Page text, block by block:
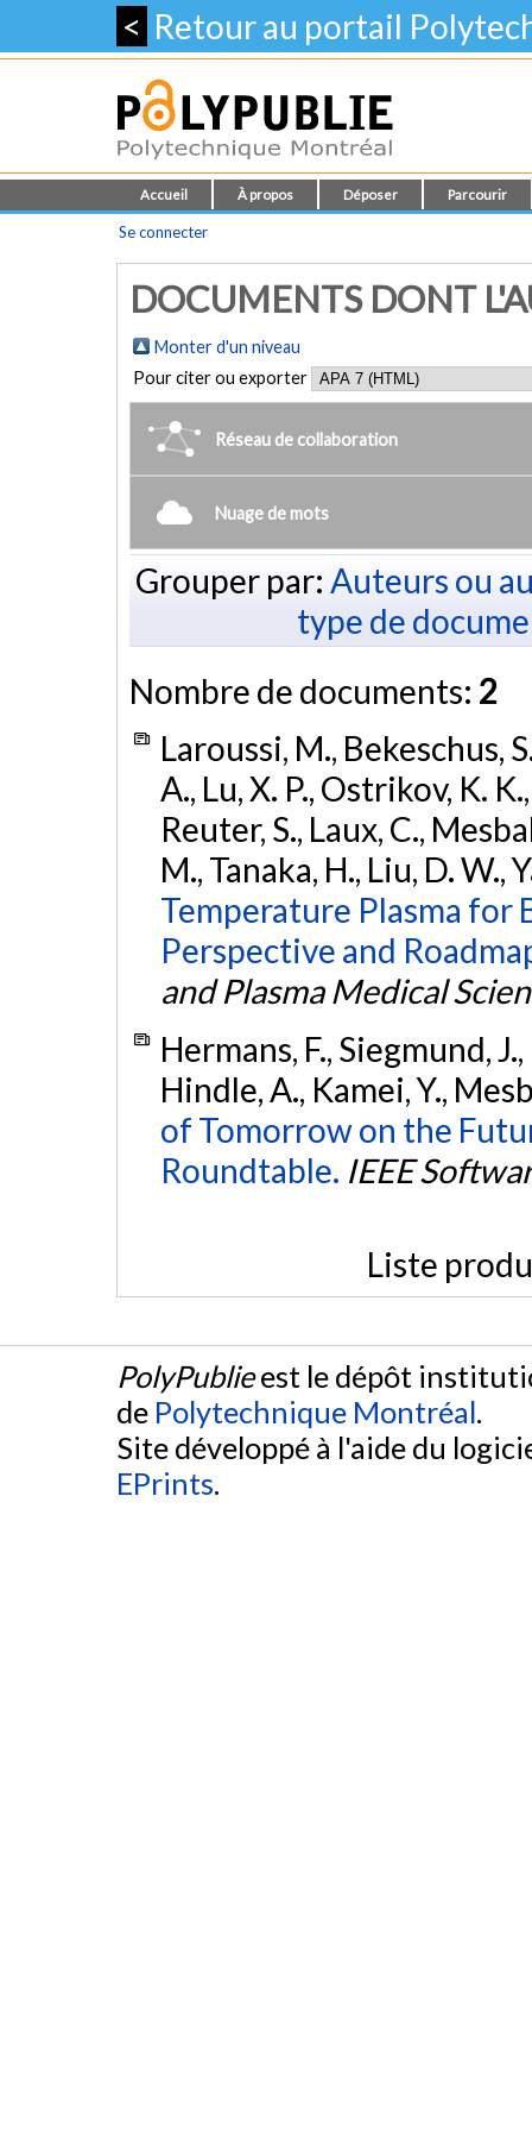
< Retour au portail
Accueil À propos Déposer Parcourir
Se connecter
DOCUMENTS DONT
Monter d'un niveau
Pour citer ou exporter
Réseau de collaboration
Nuage de mots
Grouper par: Auteurs ou
type de
Nombre de documents: 2
Laroussi, M., Bekeschus,
A., Lu, X. P., Ostrikov, K.
Reuter, S., Laux, C.,
M., Tanaka, H., Liu, D. W.,
Temperature Plasma for
Perspective and
and Plasma Medical
Hermans, F., Siegmund,
Hindle, A., Kamei, Y.,
of Tomorrow on the
Roundtable. IEEE
Liste
PolyPublieest le dépôt
de Polytechnique Montréal.
Site développé à l'aide du
EPrints.